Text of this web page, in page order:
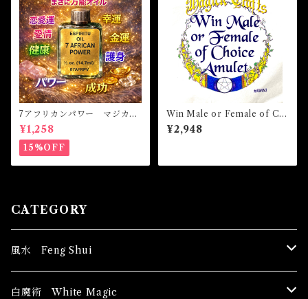
7アフリカンパワー マジカル
オイル・魔女オイル 7AFRI
CAN POWERS Magical Oil
¥1,258
15%OFF
Win Male or Female of Ch
oice Amulet ウィンメールオ
アフィメールオブチョイスア
¥2,948
CATEGORY
風水 Feng Shui
ブッダ Buddha
白魔術 White Magic